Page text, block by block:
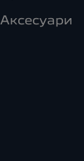
Аксесуари